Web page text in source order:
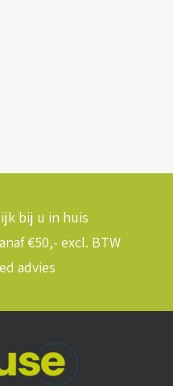
bij u in huis
€50,- excl. BTW
advies